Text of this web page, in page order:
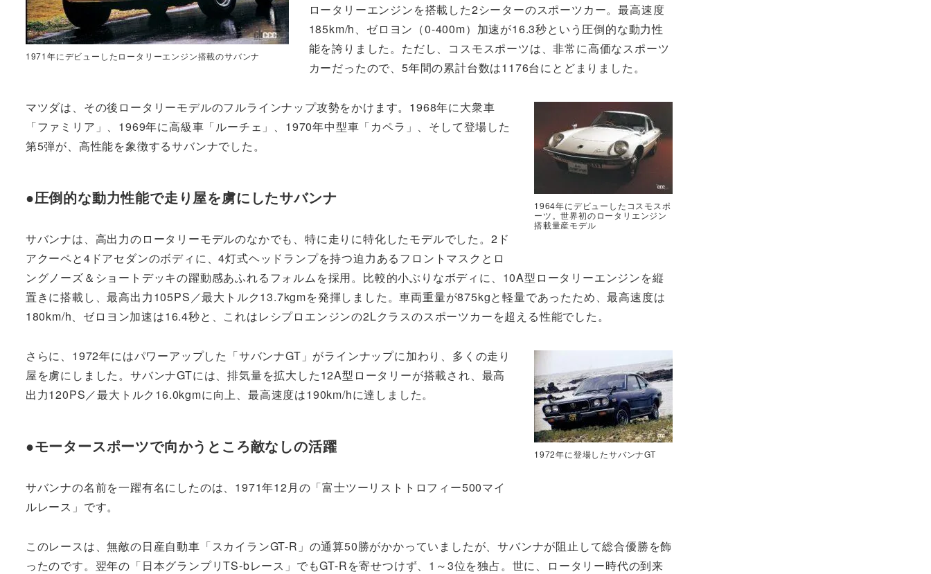
1971年にデビューしたロータリーエンジン搭載のサバンナ
ロータリーエンジンを搭載した2シーターのスポーツカー。最高速度
185km/h、ゼロヨン（0-400m）加速が16.3秒という圧倒的な動力性
能を誇りました。ただし、コスモスポーツは、非常に高価なスポーツ
カーだったので、5年間の累計台数は1176台にとどまりました。
1964年にデビューしたコスモスポ
ーツ。世界初のロータリエンジン
搭載量産モデル
マツダは、その後ロータリーモデルのフルラインナップ攻勢をかけます。1968年に大衆車
「ファミリア」、1969年に高級車「ルーチェ」、1970年中型車「カペラ」、そして登場した
第5弾が、高性能を象徴するサバンナでした。
●圧倒的な動力性能で走り屋を虜にしたサバンナ
サバンナは、高出力のロータリーモデルのなかでも、特に走りに特化したモデルでした。2ド
アクーペと4ドアセダンのボディに、4灯式ヘッドランプを持つ迫力あるフロントマスクとロ
ングノーズ＆ショートデッキの躍動感あふれるフォルムを採用。比較的小ぶりなボディに、10A型ロータリーエンジンを縦
置きに搭載し、最高出力105PS／最大トルク13.7kgmを発揮しました。車両重量が875kgと軽量であったため、最高速度は
180km/h、ゼロヨン加速は16.4秒と、これはレシプロエンジンの2Lクラスのスポーツカーを超える性能でした。
1972年に登場したサバンナGT
さらに、1972年にはパワーアップした「サバンナGT」がラインナップに加わり、多くの走り
屋を虜にしました。サバンナGTには、排気量を拡大した12A型ロータリーが搭載され、最高
出力120PS／最大トルク16.0kgmに向上、最高速度は190km/hに達しました。
●モータースポーツで向かうところ敵なしの活躍
サバンナの名前を一躍有名にしたのは、1971年12月の「富士ツーリストトロフィー500マイ
ルレース」です。
このレースは、無敵の日産自動車「スカイランGT-R」の通算50勝がかかっていましたが、サバンナが阻止して総合優勝を飾
ったのです。翌年の「日本グランプリTS-bレース」でもGT-Rを寄せつけず、1～3位を独占。世に、ロータリー時代の到来